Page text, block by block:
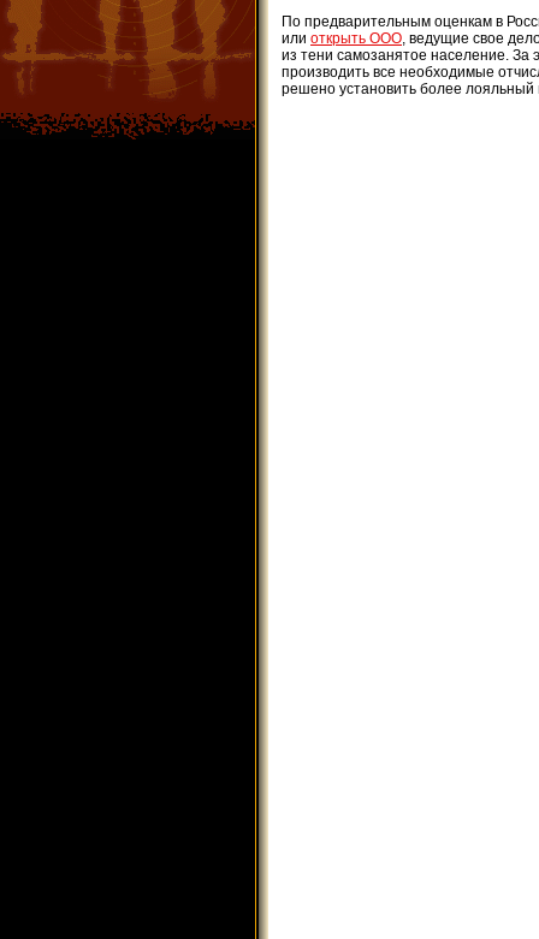
По предварительным оценкам в
или открыть ООО, ведущие свое
из тени самозанятое население. За
производить все необходимые
решено установить более